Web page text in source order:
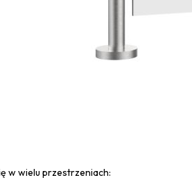
w wielu przestrzeniach: